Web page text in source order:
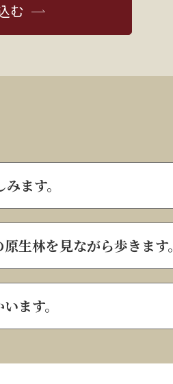
む
ます。
生林を見ながら歩きます。
ます。